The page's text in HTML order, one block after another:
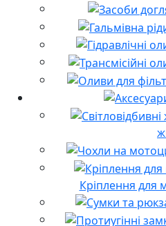
Кріплення для